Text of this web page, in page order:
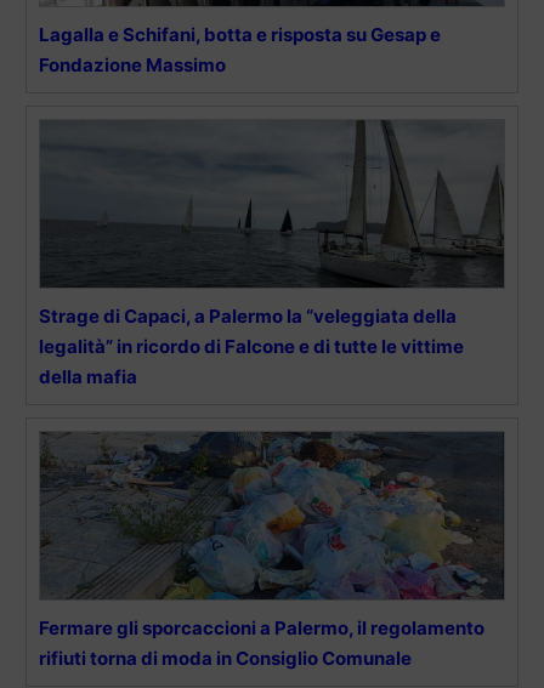
Lagalla e Schifani, botta e risposta su Gesap e
Fondazione Massimo
Strage di Capaci, a Palermo la “veleggiata della
legalità” in ricordo di Falcone e di tutte le vittime
della mafia
Fermare gli sporcaccioni a Palermo, il regolamento
rifiuti torna di moda in Consiglio Comunale